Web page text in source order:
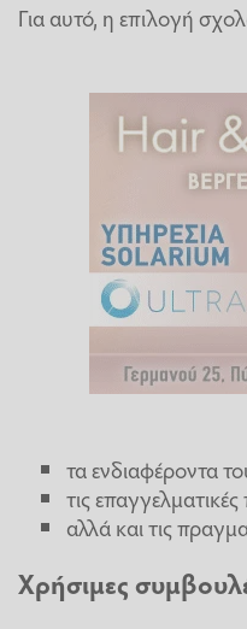
Για αυτό, η επιλογή
τα ενδιαφέροντα
τις
αλλά και τις
Χρήσιμες